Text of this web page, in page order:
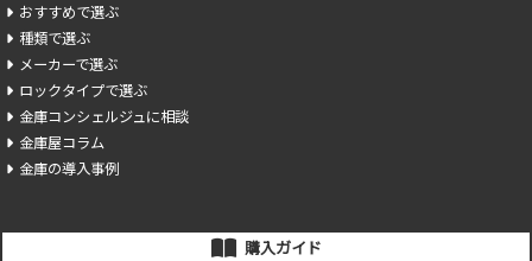
おすすめで選ぶ
種類で選ぶ
メーカーで選ぶ
ロックタイプで選ぶ
金庫コンシェルジュに相談
金庫屋コラム
金庫の導入事例
購入ガイド